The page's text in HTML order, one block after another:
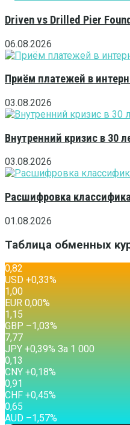
Driven vs Drilled Pier
06.08.2026
Приём платежей в
03.08.2026
Внутренний кризис в 30
03.08.2026
Расшифровка
01.08.2026
Таблица обменных
0,82
USD +0,33%
1,00
EUR 0,00%
1,15
GBP –1,03%
7,77
JPY +0,39% За 1 000
0,13
CNY +0,18%
0,91
CHF +0,45%
0,65
AUD –1,57%